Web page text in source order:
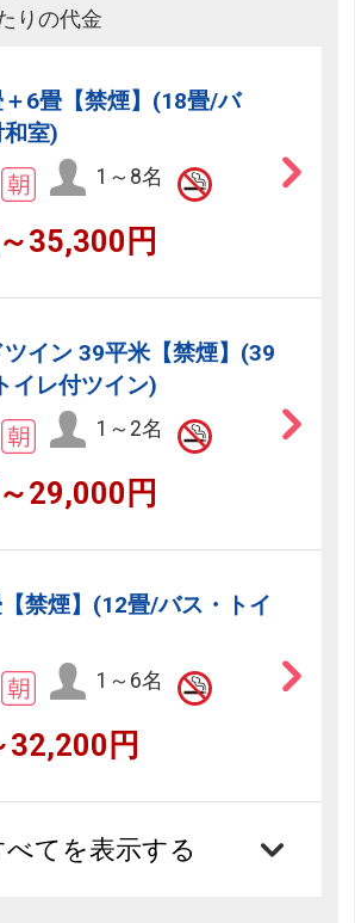
りの代金
6畳【禁煙】(18畳/バ
室)
1～8名
35,300円
イン 39平米【禁煙】(39
イレ付ツイン)
1～2名
29,000円
禁煙】(12畳/バス・トイ
1～6名
円
べてを表示する